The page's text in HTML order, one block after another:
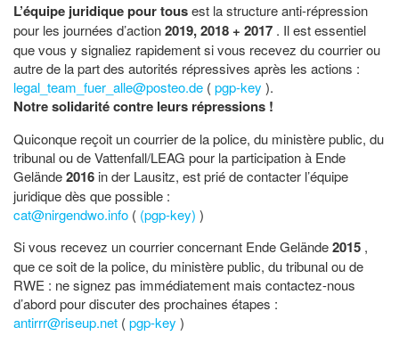
L’équipe juridique pour tousest la structure anti-répression
pour les journées d’action2019, 2018 + 2017 . Il est essentiel
que vous y signaliez rapidement si vous recevez du courrier ou
autre de la part des autorités répressives après les actions :
legal_team_fuer_alle@posteo.de (pgp-key ).
Notre solidarité contre leurs répressions !
Quiconque reçoit un courrier de la police, du ministère public, du
tribunal ou de Vattenfall/LEAG pour la participation à Ende
Gelände2016 in der Lausitz, est prié de contacter l’équipe
juridique dès que possible :
cat@nirgendwo.info ( (pgp-key) )
Si vous recevez un courrier concernant Ende Gelände2015 ,
que ce soit de la police, du ministère public, du tribunal ou de
RWE : ne signez pas immédiatement mais contactez-nous
d’abord pour discuter des prochaines étapes :
antirrr@riseup.net (pgp-key )